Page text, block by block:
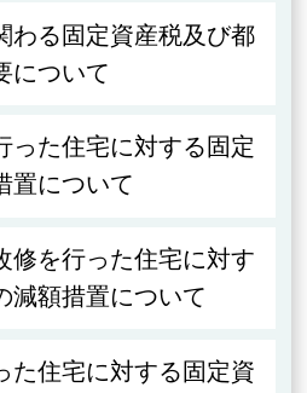
わる固定資産税及び都
について
った住宅に対する固定
置について
修を行った住宅に対す
減額措置について
た住宅に対する固定資